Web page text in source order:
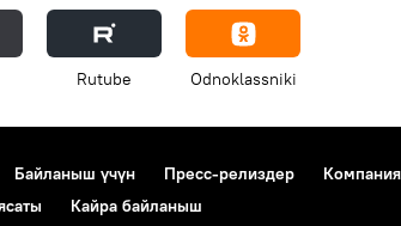
Rutube Odnoklassniki
Байланыш үчүн Пресс-релиздер
Кайра байланыш